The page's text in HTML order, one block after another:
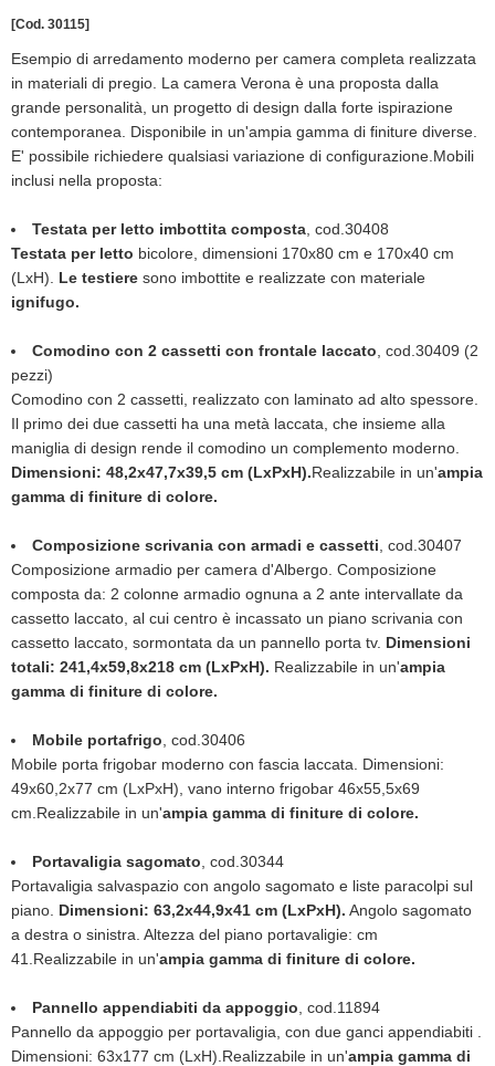
[Cod. 30115]
Esempio di arredamento moderno per camera completa realizzata
in materiali di pregio. La camera Verona è una proposta dalla
grande personalità, un progetto di design dalla forte ispirazione
contemporanea. Disponibile in un'ampia gamma di finiture diverse.
E' possibile richiedere qualsiasi variazione di configurazione.Mobili
inclusi nella proposta:
Testata per letto imbottita composta, cod.30408
Testata per letto bicolore, dimensioni 170x80 cm e 170x40 cm
(LxH). Le testiere sono imbottite e realizzate con materiale
ignifugo.
Comodino con 2 cassetti con frontale laccato, cod.30409 (2
pezzi)
Comodino con 2 cassetti, realizzato con laminato ad alto spessore.
Il primo dei due cassetti ha una metà laccata, che insieme alla
maniglia di design rende il comodino un complemento moderno.
Dimensioni: 48,2x47,7x39,5 cm (LxPxH).Realizzabile in un'ampia
gamma di finiture di colore.
Composizione scrivania con armadi e cassetti, cod.30407
Composizione armadio per camera d'Albergo. Composizione
composta da: 2 colonne armadio ognuna a 2 ante intervallate da
cassetto laccato, al cui centro è incassato un piano scrivania con
cassetto laccato, sormontata da un pannello porta tv. Dimensioni
totali: 241,4x59,8x218 cm (LxPxH). Realizzabile in un'ampia
gamma di finiture di colore.
Mobile portafrigo, cod.30406
Mobile porta frigobar moderno con fascia laccata. Dimensioni:
49x60,2x77 cm (LxPxH), vano interno frigobar 46x55,5x69
cm.Realizzabile in un'ampia gamma di finiture di colore.
Portavaligia sagomato, cod.30344
Portavaligia salvaspazio con angolo sagomato e liste paracolpi sul
piano. Dimensioni: 63,2x44,9x41 cm (LxPxH). Angolo sagomato
a destra o sinistra. Altezza del piano portavaligie: cm
41.Realizzabile in un'ampia gamma di finiture di colore.
Pannello appendiabiti da appoggio, cod.11894
Pannello da appoggio per portavaligia, con due ganci appendiabiti .
Dimensioni: 63x177 cm (LxH).Realizzabile in un'ampia gamma di